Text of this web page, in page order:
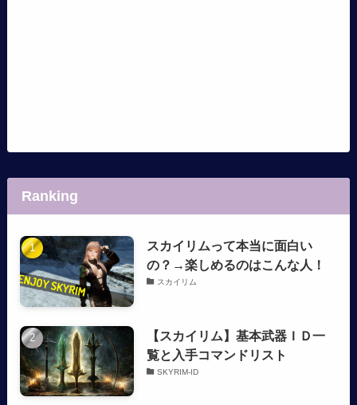
Ranking
スカイリムって本当に面白い
の？→楽しめるのはこんな人！
スカイリム
【スカイリム】基本武器ＩＤ一
覧と入手コマンドリスト
SKYRIM-ID